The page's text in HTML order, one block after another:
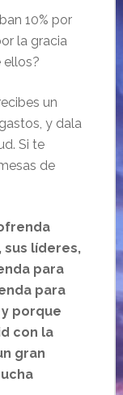
10% por
la gracia
ellos?
un
y dala
Si te
de
sus líderes,
para
para
porque
con la
gran